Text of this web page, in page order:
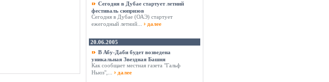
Сегодня в Дубае стартует летний
фестиваль сюпризов
Сегодня в Дубае (ОАЭ) стартует
ежегодный летний...
далее
20.06.2005
В Абу-Даби будет возведена
уникальная Звездная Башня
Как сообщает местная газета "Гальф
Ньюз",...
далее